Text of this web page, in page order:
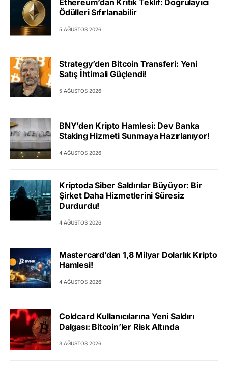
Ethereum’dan Kritik Teklif: Doğrulayıcı
Ödülleri Sıfırlanabilir
5 AĞUSTOS 2026
Strategy’den Bitcoin Transferi: Yeni
Satış İhtimali Güçlendi!
5 AĞUSTOS 2026
BNY’den Kripto Hamlesi: Dev Banka
Staking Hizmeti Sunmaya Hazırlanıyor!
4 AĞUSTOS 2026
Kriptoda Siber Saldırılar Büyüyor: Bir
Şirket Daha Hizmetlerini Süresiz
Durdurdu!
4 AĞUSTOS 2026
Mastercard’dan 1,8 Milyar Dolarlık Kripto
Hamlesi!
4 AĞUSTOS 2026
Coldcard Kullanıcılarına Yeni Saldırı
Dalgası: Bitcoin’ler Risk Altında
3 AĞUSTOS 2026